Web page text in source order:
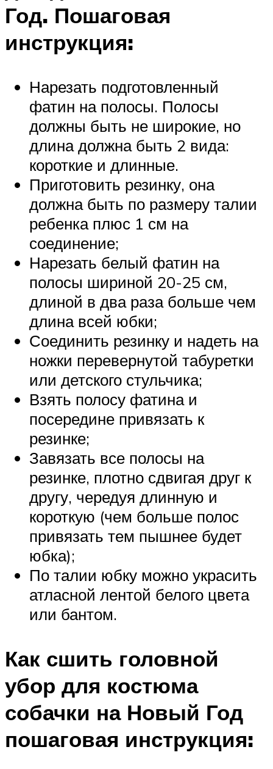
Год. Пошаговая
инструкция:
Нарезать подготовленный
фатин на полосы. Полосы
должны быть не широкие, но
длина должна быть 2 вида:
короткие и длинные.
Приготовить резинку, она
должна быть по размеру талии
ребенка плюс 1 см на
соединение;
Нарезать белый фатин на
полосы шириной 20-25 см,
длиной в два раза больше чем
длина всей юбки;
Соединить резинку и надеть на
ножки перевернутой табуретки
или детского стульчика;
Взять полосу фатина и
посередине привязать к
резинке;
Завязать все полосы на
резинке, плотно сдвигая друг к
другу, чередуя длинную и
короткую (чем больше полос
привязать тем пышнее будет
юбка);
По талии юбку можно украсить
атласной лентой белого цвета
или бантом.
Как сшить головной
убор для костюма
собачки на Новый Год
пошаговая инструкция: